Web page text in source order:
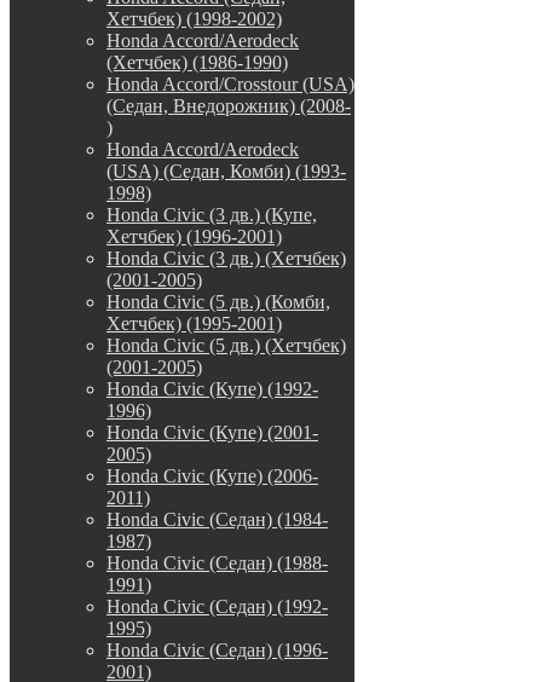
Хетчбек) (1998-2002)
Honda Accord/Aerodeck
(Хетчбек) (1986-1990)
Honda Accord/Crosstour (USA)
(Седан, Внедорожник) (2008-
)
Honda Accord/Аerodeck
(USA) (Седан, Комби) (1993-
1998)
Honda Civic (3 дв.) (Купе,
Хетчбек) (1996-2001)
Honda Civic (3 дв.) (Хетчбек)
(2001-2005)
Honda Civic (5 дв.) (Комби,
Хетчбек) (1995-2001)
Honda Civic (5 дв.) (Хетчбек)
(2001-2005)
Honda Civic (Купе) (1992-
1996)
Honda Civic (Купе) (2001-
2005)
Honda Civic (Купе) (2006-
2011)
Honda Civic (Седан) (1984-
1987)
Honda Civic (Седан) (1988-
1991)
Honda Civic (Седан) (1992-
1995)
Honda Civic (Седан) (1996-
2001)